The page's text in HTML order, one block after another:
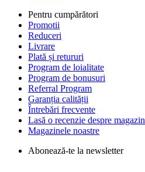
Pentru cumpărători
Promotii
Reduceri
Livrare
Plată și retururi
Program de loialitate
Program de bonusuri
Referral Program
Garanția calității
Întrebări frecvente
Lasă o recenzie despre magazin
Magazinele noastre
Abonează-te la newsletter